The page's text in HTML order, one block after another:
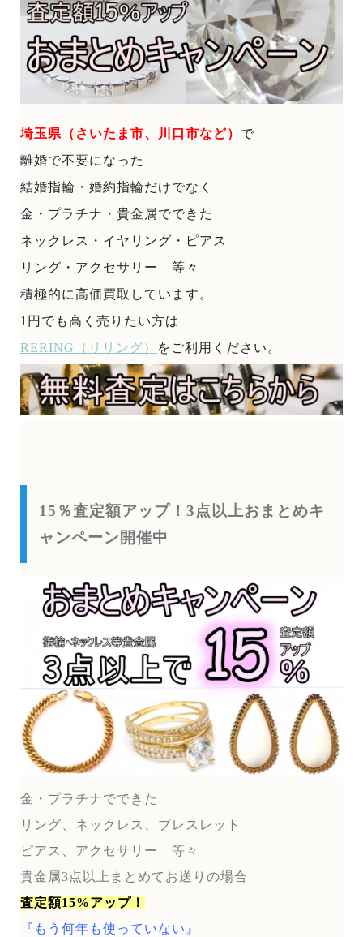
埼玉県（さいたま市、川口市など） で
離婚で不要になった
結婚指輪・婚約指輪だけでなく
金・プラチナ・貴金属でできた
ネックレス・イヤリング・ピアス
リング・アクセサリー 等々
積極的に高価買取しています。
1円でも高く売りたい方は
RERING（リリング）
をご利用ください。
15％査定額アップ！3点以上おまとめキ
ャンペーン開催中
金・プラチナでできた
リング、ネックレス、ブレスレット
ピアス、アクセサリー 等々
貴金属3点以上まとめてお送りの場合
査定額15%アップ！
『もう何年も使っていない』